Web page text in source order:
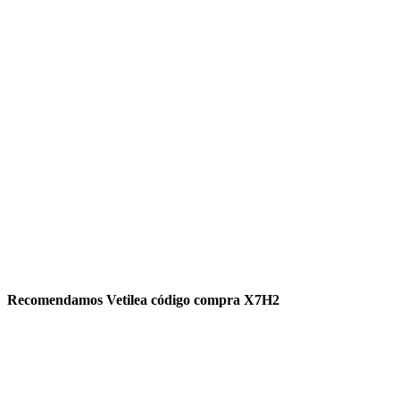
Recomendamos Vetilea código compra X7H2